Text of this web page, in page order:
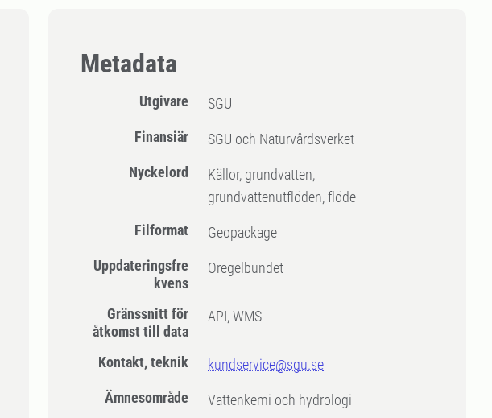
Metadata
Utgivare
SGU
Finansiär
SGU och Naturvårdsverket
Nyckelord
Källor, grundvatten,
grundvattenutflöden, flöde
Filformat
Geopackage
Uppdateringsfre
kvens
Oregelbundet
Gränssnitt för
åtkomst till data
API, WMS
Kontakt, teknik
kundservice@sgu.se
Ämnesområde
Vattenkemi och hydrologi